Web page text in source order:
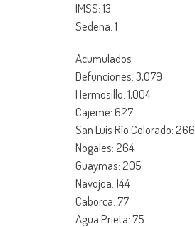
IMSS: 13
Sedena: 1
Acumulados
Defunciones: 3,079
Hermosillo: 1,004
Cajeme: 627
San Luis Río Colorado: 266
Nogales: 264
Guaymas: 205
Navojoa: 144
Caborca: 77
Agua Prieta: 75